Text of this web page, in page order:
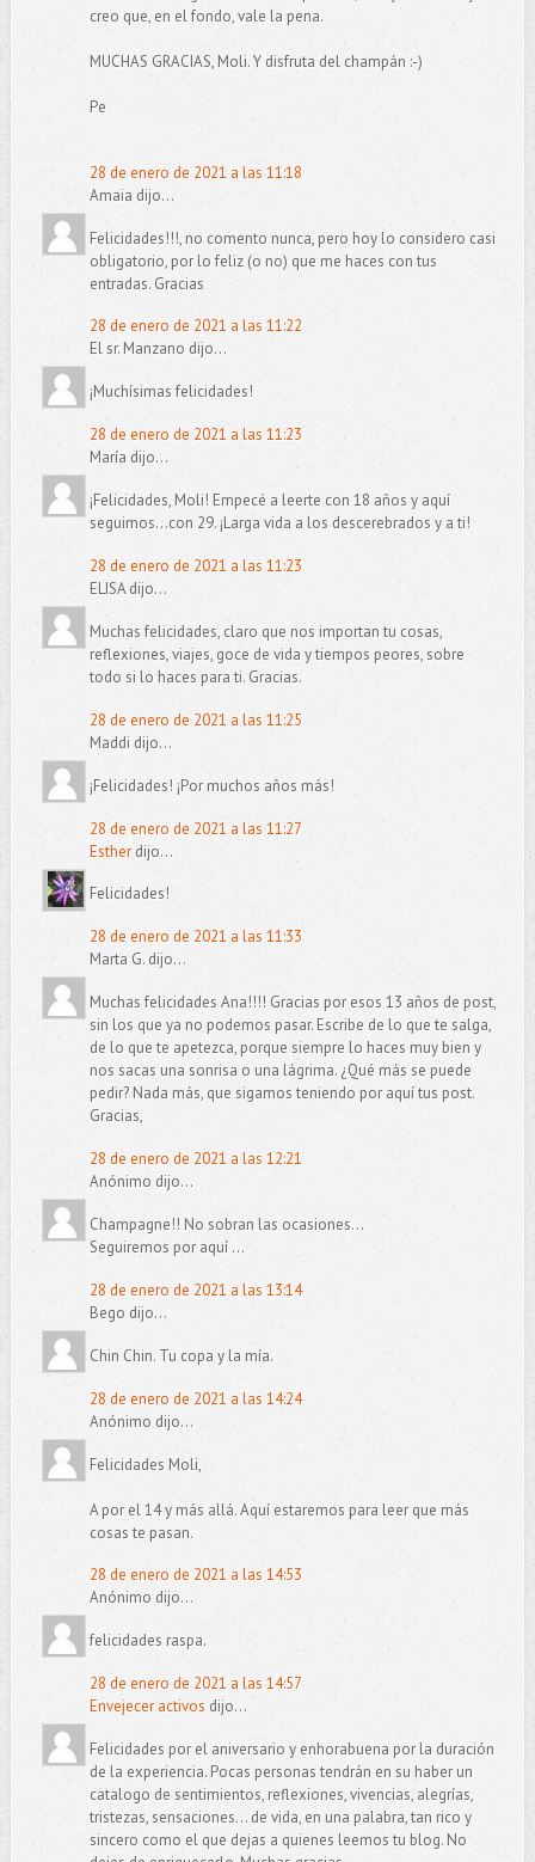
creo que, en el fondo, vale la pena.
MUCHAS GRACIAS, Moli. Y disfruta del champán :-)
Pe
28 de enero de 2021 a las 11:18
Amaia dijo...
Felicidades!!!, no comento nunca, pero hoy lo considero casi
obligatorio, por lo feliz (o no) que me haces con tus
entradas. Gracias
28 de enero de 2021 a las 11:22
El sr. Manzano dijo...
¡Muchísimas felicidades!
28 de enero de 2021 a las 11:23
María dijo...
¡Felicidades, Moli! Empecé a leerte con 18 años y aquí
seguimos...con 29. ¡Larga vida a los descerebrados y a ti!
28 de enero de 2021 a las 11:23
ELISA dijo...
Muchas felicidades, claro que nos importan tu cosas,
reflexiones, viajes, goce de vida y tiempos peores, sobre
todo si lo haces para ti. Gracias.
28 de enero de 2021 a las 11:25
Maddi dijo...
¡Felicidades! ¡Por muchos años más!
28 de enero de 2021 a las 11:27
Estherdijo...
Felicidades!
28 de enero de 2021 a las 11:33
Marta G. dijo...
Muchas felicidades Ana!!!! Gracias por esos 13 años de post,
sin los que ya no podemos pasar. Escribe de lo que te salga,
de lo que te apetezca, porque siempre lo haces muy bien y
nos sacas una sonrisa o una lágrima. ¿Qué más se puede
pedir? Nada más, que sigamos teniendo por aquí tus post.
Gracias,
28 de enero de 2021 a las 12:21
Anónimo dijo...
Champagne!! No sobran las ocasiones...
Seguiremos por aquí ...
28 de enero de 2021 a las 13:14
Bego dijo...
Chin Chin. Tu copa y la mía.
28 de enero de 2021 a las 14:24
Anónimo dijo...
Felicidades Moli,
A por el 14 y más allá. Aquí estaremos para leer que más
cosas te pasan.
28 de enero de 2021 a las 14:53
Anónimo dijo...
felicidades raspa.
28 de enero de 2021 a las 14:57
Envejecer activos dijo...
Felicidades por el aniversario y enhorabuena por la duración
de la experiencia. Pocas personas tendrán en su haber un
catalogo de sentimientos, reflexiones, vivencias, alegrías,
tristezas, sensaciones... de vida, en una palabra, tan rico y
sincero como el que dejas a quienes leemos tu blog. No